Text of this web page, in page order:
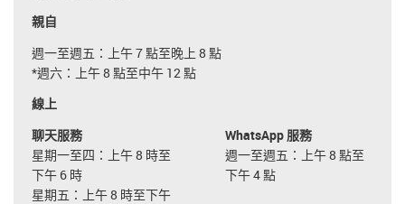
親自
週一至週五：上午 7 點至晚上 8 點
*週六：上午 8 點至中午 12 點
線上
聊天服務
星期一至四：上午 8 時至
下午 6 時
星期五：上午 8 時至下午
WhatsApp 服務
週一至週五：上午 8 點至
下午 4 點